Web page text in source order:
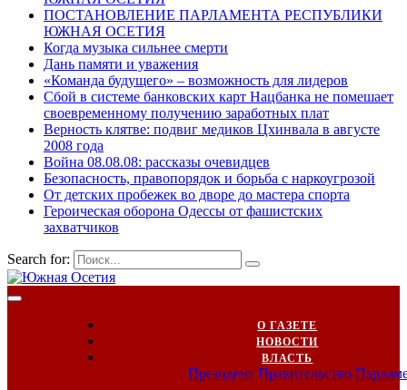
ПОСТАНОВЛЕНИЕ ПАРЛАМЕНТА РЕСПУБЛИКИ
ЮЖНАЯ ОСЕТИЯ
Когда музыка сильнее смерти
Дань памяти и уважения
«Команда будущего» – возможность для лидеров
Сбой в системе банковских карт Нацбанка не помешает
своевременному получению заработных плат
Верность клятве: подвиг медиков Цхинвала в августе
2008 года
Война 08.08.08: рассказы очевидцев
Безопасность, правопорядок и борьба с наркоугрозой
От детских пробежек во дворе до мастера спорта
Героическая оборона Одессы от фашистских
захватчиков
Search for:
О ГАЗЕТЕ
НОВОСТИ
ВЛАСТЬ
Президент Правительство